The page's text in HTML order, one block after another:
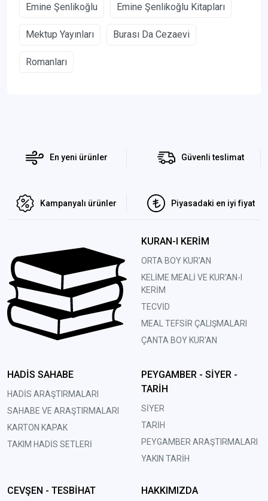
Emine Şenlikoğlu Emine Şenlikoğlu Kitapları
Mektup Yayınları Burası Da Cezaevi
Romanları
En yeni ürünler Güvenli teslimat
Kampanyalı ürünler Piyasadaki en iyi fiyat
KURAN-I KERİM
ORTA BOY KUR'AN
KELİME MEALİ VE KUR'AN-I
KERİM
TECVİD
MEAL TEFSİR ÇALIŞMALARI
ÇANTA BOY KUR'AN
HADİS SAHABE
HADİS ARAŞTIRMALARI
SAHABE VE ARAŞTIRMALARI
KARTON KAPAK
TAKIM HADİS SETLERİ
PEYGAMBER - SİYER -
TARİH
SİYER
TARİH
PEYGAMBER ARAŞTIRMALARI
YAKIN TARİH
CEVŞEN - TESBİHAT HAKKIMIZDA